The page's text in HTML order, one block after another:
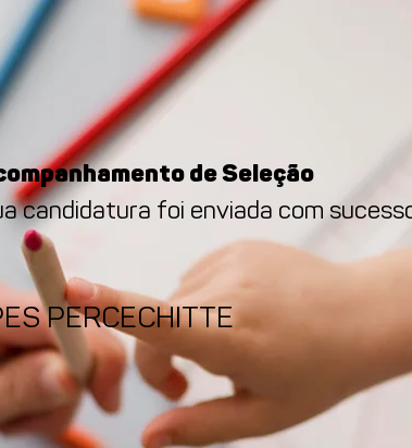
de Seleção
candidatura foi enviada com
PERCECHITTE